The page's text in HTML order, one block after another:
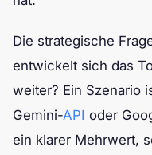
Die strategische
entwickelt sich das
weiter? Ein Szenario
Gemini-API oder
ein klarer Mehrwert,